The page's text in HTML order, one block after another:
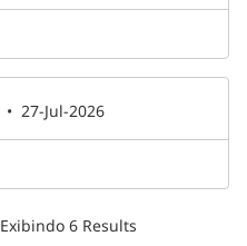
• 27-Jul-2026
6 Results